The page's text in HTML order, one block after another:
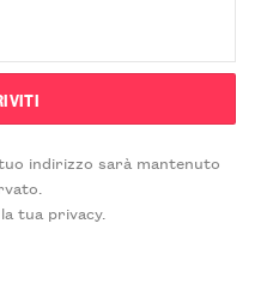
indirizzo sarà mantenuto
tua privacy.